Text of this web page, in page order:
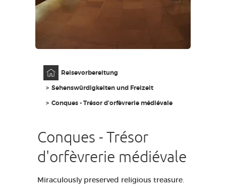
DE
Reisevorbereitung
Sehenswürdigkeiten und Freizeit
Conques - Trésor d'orfèvrerie médiévale
Conques - Trésor
d'orfèvrerie médiévale
Miraculously preserved religious treasure.